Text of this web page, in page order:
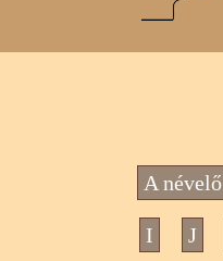
A névelő
I J